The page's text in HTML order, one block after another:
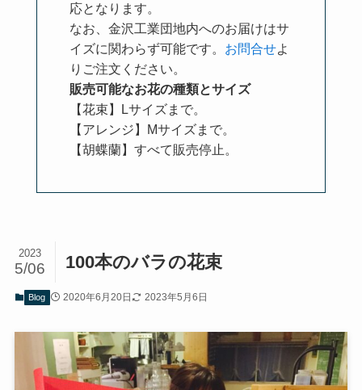
応となります。
なお、金沢工業団地内へのお届けはサ
イズに関わらず可能です。 お問合せよ
りご注文ください。
販売可能なお花の種類とサイズ
【花束】Lサイズまで。
【アレンジ】Mサイズまで。
【胡蝶蘭】すべて販売停止。
100本のバラの花束
2023
5/06
Blog 2020年6月20日 2023年5月6日